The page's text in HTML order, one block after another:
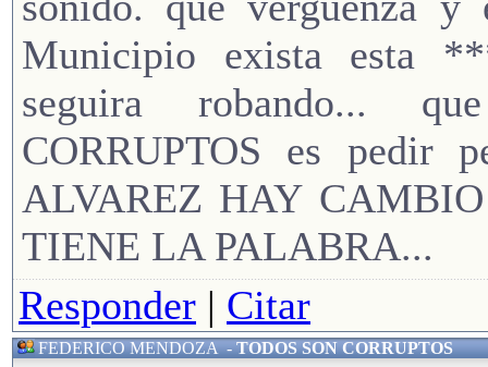
Municipio exista esta
seguira robando...
CORRUPTOS es pedir
ALVAREZ HAY
TIENE LA PALABRA...
Responder | Citar
FEDERICO MENDOZA-TODOS SON CORRUPTOS